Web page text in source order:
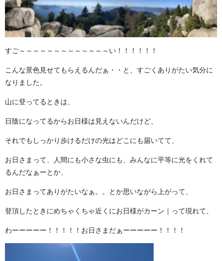
すご～～～～～～～～～～～～～い！！！！！！
こんな景色見せてもらえるんだぁ・・と、すごくありがたい気分に
なりました。
山に登ってるときは、
日陰になってるからお日様は見えないんだけど、
それでもしっかり歩けるだけの光はどこにも届いてて、
お日さまって、人間にも小さな虫にも、みんなに平等に光をくれて
るんだなぁーとか、
お日さまってありがたいなぁ。。とか思いながら上がって、
登頂したときにめちゃくちゃ近くにお日様がカーン｜って現れて、
わーーーーー！！！！！お日さまだぁーーーーー！！！！